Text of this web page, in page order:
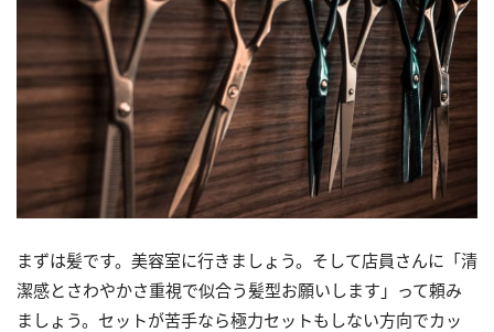
まずは髪です。美容室に行きましょう。そして店員さんに「清
潔感とさわやかさ重視で似合う髪型お願いします」って頼み
ましょう。セットが苦手なら極力セットもしない方向でカッ